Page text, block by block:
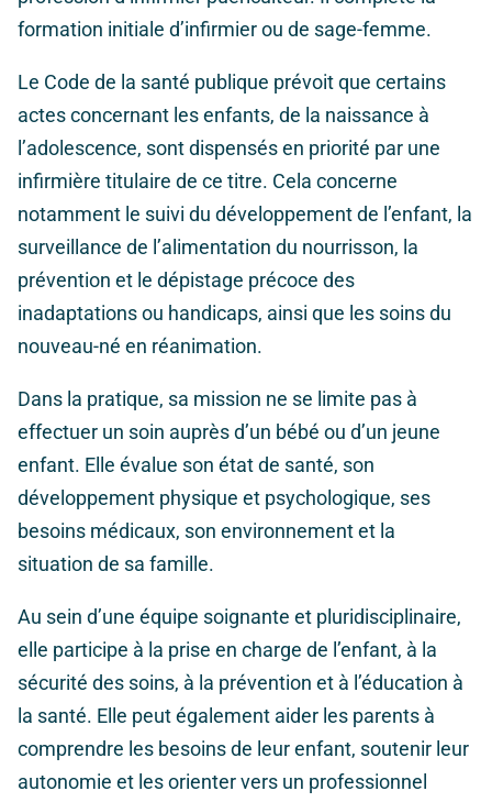
formation initiale d’infirmier ou de sage-femme.
Le Code de la santé publique prévoit que certains
actes concernant les enfants, de la naissance à
l’adolescence, sont dispensés en priorité par une
infirmière titulaire de ce titre. Cela concerne
notamment le suivi du développement de l’enfant, la
surveillance de l’alimentation du nourrisson, la
prévention et le dépistage précoce des
inadaptations ou handicaps, ainsi que les soins du
nouveau-né en réanimation.
Dans la pratique, sa mission ne se limite pas à
effectuer un soin auprès d’un bébé ou d’un jeune
enfant. Elle évalue son état de santé, son
développement physique et psychologique, ses
besoins médicaux, son environnement et la
situation de sa famille.
Au sein d’une équipe soignante et pluridisciplinaire,
elle participe à la prise en charge de l’enfant, à la
sécurité des soins, à la prévention et à l’éducation à
la santé. Elle peut également aider les parents à
comprendre les besoins de leur enfant, soutenir leur
autonomie et les orienter vers un professionnel